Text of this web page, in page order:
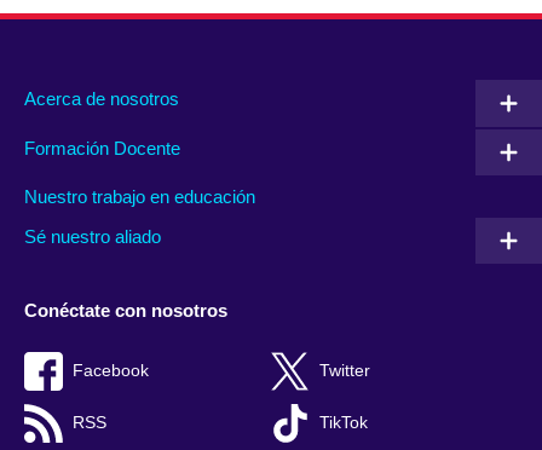
Acerca de nosotros
Formación Docente
Nuestro trabajo en educación
Sé nuestro aliado
Conéctate con nosotros
Facebook Twitter
RSS TikTok